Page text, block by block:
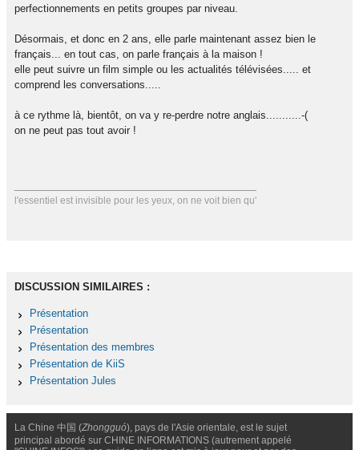
perfectionnements en petits groupes par niveau.
Désormais, et donc en 2 ans, elle parle maintenant assez bien le
français... en tout cas, on parle français à la maison !
elle peut suivre un film simple ou les actualités télévisées..... et
comprend les conversations.....
à ce rythme là, bientôt, on va y re-perdre notre anglais...........-(
on ne peut pas tout avoir !
l'essentiel est invisible pour les yeux, on ne voit bien qu'
DISCUSSION SIMILAIRES :
Présentation
Présentation
Présentation des membres
Présentation de KiiS
Présentation Jules
La Chine 中国 (Zhongguó), pays de l'Asie orientale, est le sujet
principal abordé sur CHINE INFORMATIONS (autrement appelé